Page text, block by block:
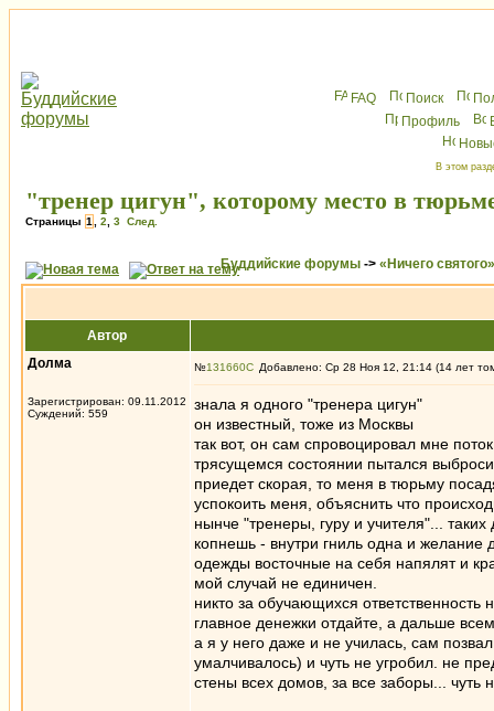
FAQ Поиск
Профиль
В этом
"тренер цигун", которому место в
Страницы 1 2 3 След.
Буддийские форумы -> «Ничего святого»
Автор
Долма
Зарегистрирован: 09.11.2012
Суждений: 559
№131660 Добавлено: Ср 28 Ноя 12, 21:14 (14 лет
знала я одного "тренера цигун"
он известный, тоже из Москвы
так вот, он сам спровоцировал мне
трясущемся состоянии пытался
приедет скорая, то меня в тюрьму
успокоить меня, объяснить что
нынче "тренеры, гуру и учителя"...
копнешь - внутри гниль одна и желание
одежды восточные на себя напялят и
мой случай не единичен.
никто за обучающихся
главное денежки отдайте, а дальше
а я у него даже и не училась, сам
умалчивалось) и чуть не угробил. не
стены всех домов, за все заборы...